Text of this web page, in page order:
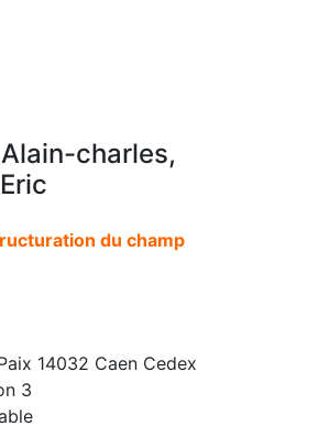
charles,
du champ
14032 Caen Cedex
3